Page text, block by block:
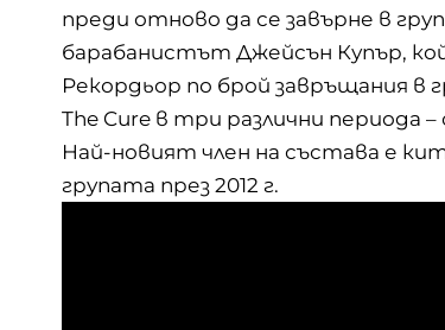
преди отново да се завърне в
барабанистът Джейсън Купър,
Рекордьор по брой завръщания в
The Cure в три различни периода –
Най-новият член на състава е
групата през 2012 г.